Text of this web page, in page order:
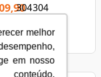
melhor
em nosso
36,63
R$ 9,76